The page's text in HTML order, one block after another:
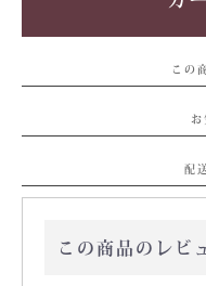
この
お
配
この商品のレビ